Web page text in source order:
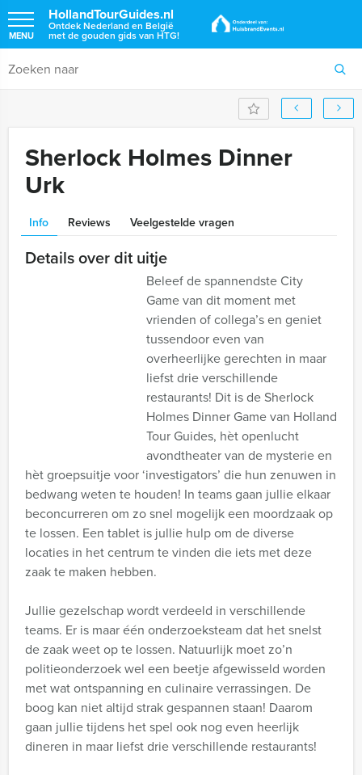
HollandTourGuides.nl
Ontdek Nederland en België
met de gouden gids van HTG!
MENU
Sherlock Holmes Dinner
Urk
Info Reviews Veelgestelde vragen
Details over dit uitje
Beleef de spannendste City
Game van dit moment met
vrienden of collega’s en geniet
tussendoor even van
overheerlijke gerechten in maar
liefst drie verschillende
restaurants! Dit is de Sherlock
Holmes Dinner Game van Holland
Tour Guides, hèt openlucht
avondtheater van de mysterie en
hèt groepsuitje voor ‘investigators’ die hun zenuwen in
bedwang weten te houden! In teams gaan jullie elkaar
beconcurreren om zo snel mogelijk een moordzaak op
te lossen. Een tablet is jullie hulp om de diverse
locaties in het centrum te vinden die iets met deze
zaak te maken hebben.
Jullie gezelschap wordt verdeeld in verschillende
teams. Er is maar één onderzoeksteam dat het snelst
de zaak weet op te lossen. Natuurlijk moet zo’n
politieonderzoek wel een beetje afgewisseld worden
met wat ontspanning en culinaire verrassingen. De
boog kan niet altijd strak gespannen staan! Daarom
gaan jullie tijdens het spel ook nog even heerlijk
dineren in maar liefst drie verschillende restaurants!